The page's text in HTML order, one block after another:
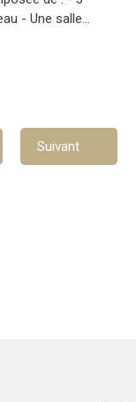
- Une salle
toilette invité -
31 m2 - Un
carrelé. -
Suivant